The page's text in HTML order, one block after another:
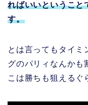
ればいいということ
す。
とは言ってもタイミ
グのパリィなんかも
こは勝ちも狙えるぐ